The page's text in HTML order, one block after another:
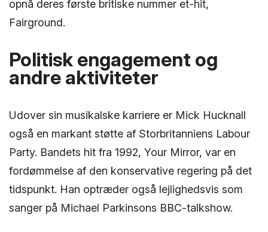
opnå deres første britiske nummer et-hit,
Fairground.
Politisk engagement og
andre aktiviteter
Udover sin musikalske karriere er Mick Hucknall
også en markant støtte af Storbritanniens Labour
Party. Bandets hit fra 1992, Your Mirror, var en
fordømmelse af den konservative regering på det
tidspunkt. Han optræder også lejlighedsvis som
sanger på Michael Parkinsons BBC-talkshow.